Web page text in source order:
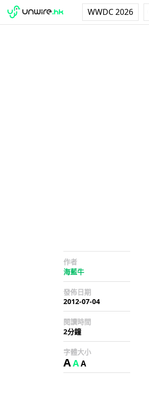
WWDC 2026
作者
海藍牛
發佈日期
2012-07-04
閱讀時間
2分鐘
字體大小
AAA